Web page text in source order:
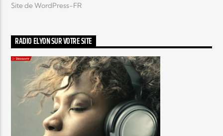
Site de WordPress-FR
RADIO ELYON SUR VOTRE SITE